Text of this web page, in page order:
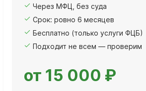
Через МФЦ, без суда
Срок: ровно 6 месяцев
Бесплатно (только услуги ФЦБ)
Подходит не всем — проверим
от 15 000 ₽